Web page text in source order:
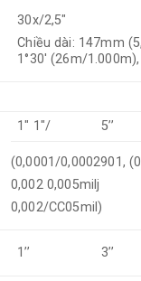
30x/2,5"
Chiều dài: 147mm
1°30′ (26m/
1" 1"/ 5’’
(0,0001/0,0002901,
0,002 0,005milj
0,002/CC05mil)
1’’ 3’’